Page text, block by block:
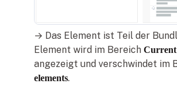
→ Das Element ist Teil der
Element wird im Bereich Current
angezeigt und verschwindet im
elements.